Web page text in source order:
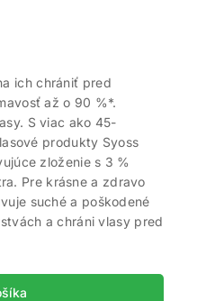
ich chrániť pred
až o 90 %*.
S viac ako 45-
produkty Syoss
zloženie s 3 %
Pre krásne a zdravo
suché a poškodené
a chráni vlasy pred